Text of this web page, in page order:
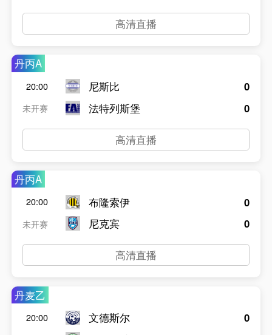
高清直播
丹丙A
20:00
未开赛
尼斯比
法特列斯堡
0
0
高清直播
丹丙A
20:00
未开赛
布隆索伊
尼克宾
0
0
高清直播
丹麦乙
20:00
文德斯尔
0